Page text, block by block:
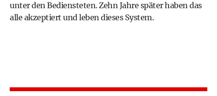
unter den Bediensteten. Zehn Jahre später haben das
alle akzeptiert und leben dieses System.